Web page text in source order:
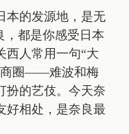
本的发源地，是无
，都是你感受日本
西人常用一句“大
商圈——难波和梅
扮的艺伎。今天奈
好相处，是奈良最